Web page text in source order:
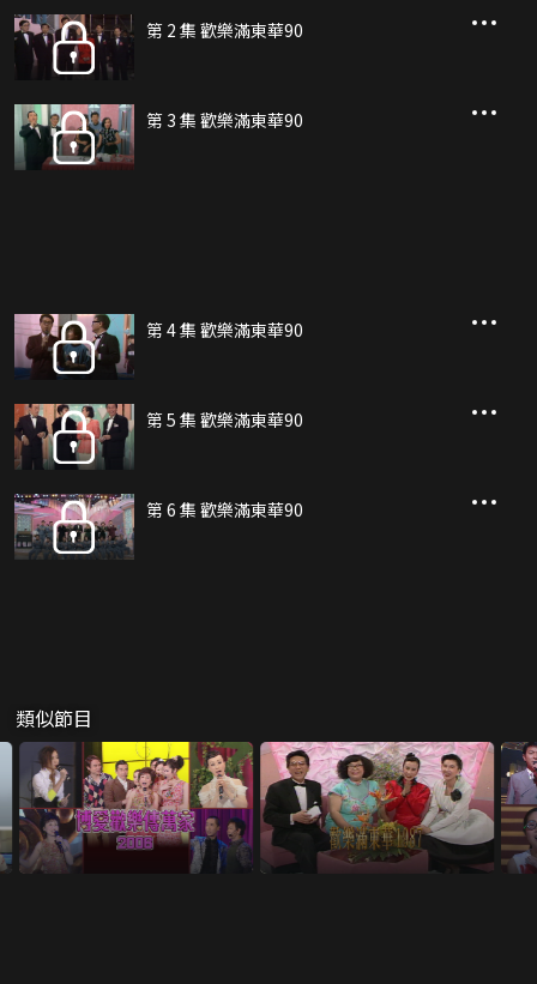
之一的李司棋，她們分別要演的戲曲是《漢武帝初會衛夫人》及《紅娘》。
除此之外，還會有龍劍笙及梅雪詩主演的《李後主之私會》，蓋鳴暉及莊婉
仙主演的《洛神之洛水夢會》，羅家英及汪明荃主演的《穆桂英大破洪州之
釋嫌》，還有陳劍聲及鍾麗容主演的《英雄呂布俏貂蟬之美人計》。接近8
個小時的籌款節目，總共為東華三院籌到$43,888,888。
第 2 集 歡樂滿東華90
第 3 集 歡樂滿東華90
第 4 集 歡樂滿東華90
第 5 集 歡樂滿東華90
第 6 集 歡樂滿東華90
類似節目